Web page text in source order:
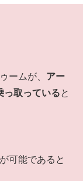
ームが、 アー
っ取っていると
可能であると